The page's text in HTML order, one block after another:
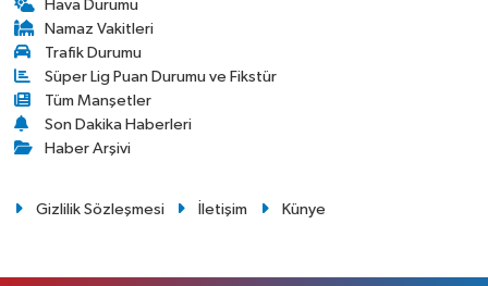
Hava Durumu
Namaz Vakitleri
Trafik Durumu
Süper Lig Puan Durumu ve Fikstür
Tüm Manşetler
Son Dakika Haberleri
Haber Arşivi
Gizlilik Sözleşmesi İletişim Künye